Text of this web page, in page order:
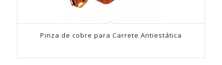
Pinza de cobre para Carrete Antiestática